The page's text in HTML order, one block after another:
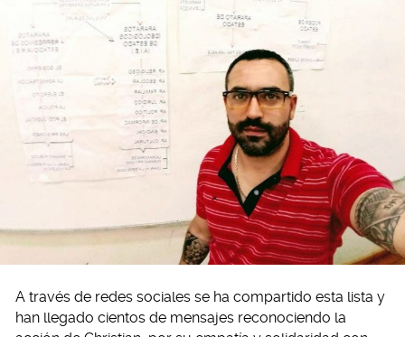
A través de redes sociales se ha compartido esta lista y
han llegado cientos de mensajes reconociendo la